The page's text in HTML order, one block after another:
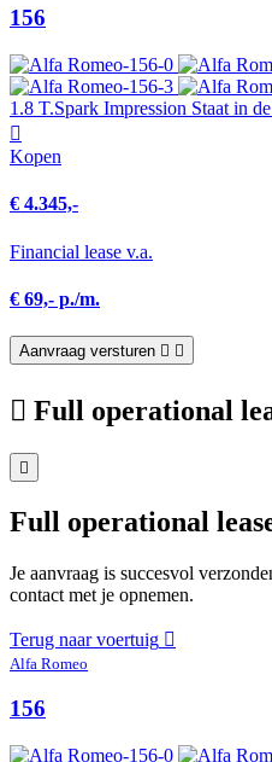
156
1.8 T.Spark Impression Staat in
Kopen
€ 4.345,-
Financial lease v.a.
€ 69,- p./m.
Aanvraag versturen
Full operational
Full operational
Je aanvraag is succesvol
contact met je opnemen.
Terug naar voertuig
Alfa Romeo
156